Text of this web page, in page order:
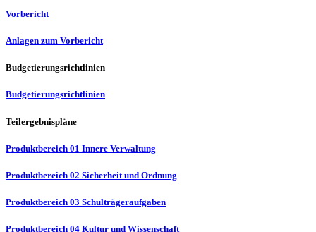
Vorbericht
Anlagen zum Vorbericht
Budgetierungsrichtlinien
Budgetierungsrichtlinien
Teilergebnispläne
Produktbereich 01 Innere Verwaltung
Produktbereich 02 Sicherheit und Ordnung
Produktbereich 03 Schulträgeraufgaben
Produktbereich 04 Kultur und Wissenschaft